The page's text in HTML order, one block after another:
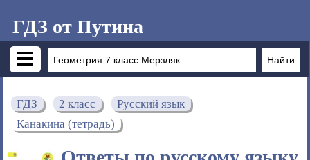
ГДЗ от Путина
ГДЗ 2 класс
Русский язык
Канакина (тетрадь)